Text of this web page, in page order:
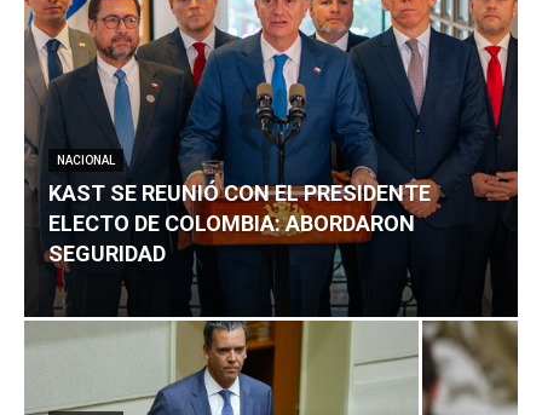
NACIONAL
KAST SE REUNIÓ CON EL PRESIDENTE
ELECTO DE COLOMBIA: ABORDARON
SEGURIDAD